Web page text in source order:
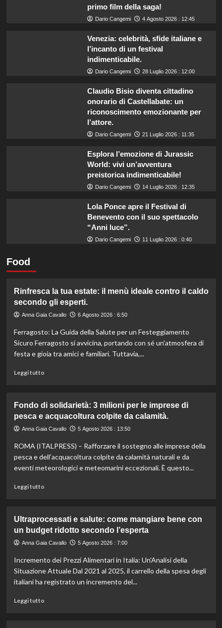
primo film della saga!
Dario Cangemi 4 Agosto 2026 : 12:45
Venezia: celebrità, sfide italiane e
l’incanto di un festival
indimenticabile.
Dario Cangemi 28 Luglio 2026 : 12:00
Claudio Bisio diventa cittadino
onorario di Castellabate: un
riconoscimento emozionante per
l’attore.
Dario Cangemi 21 Luglio 2026 : 11:35
Esplora l’emozione di Jurassic
World: vivi un’avventura
preistorica indimenticabile!
Dario Cangemi 14 Luglio 2026 : 12:35
Lola Ponce apre il Festival di
Benevento con il suo spettacolo
“Anni luce”.
Dario Cangemi 11 Luglio 2026 : 0:40
Food
Rinfresca la tua estate: il menù ideale contro il caldo
secondo gli esperti.
Anna Gaia Cavallo 6 Agosto 2026 : 6:50
Ferragosto: La Guida della Salute per un Festeggiamento
Sicuro Ferragosto si avvicina, portando con sé un'atmosfera di
festa e gioia tra amici e familiari. Tuttavia,...
Leggi tuttoLeggi
Rinfresca
la
tua
il
menù
ideale
esperti.
Fondo di solidarietà: 3 milioni per le imprese di
pesca e acquacoltura colpite da calamità.
Anna Gaia Cavallo 5 Agosto 2026 : 13:50
ROMA (ITALPRESS) – Rafforzare il sostegno alle imprese della
pesca e dell’acquacoltura colpite da calamità naturali e da
eventi meteorologici e meteomarini eccezionali. È questo...
Leggi tuttoLeggi
Fondo
di
solidarietà:
milioni
per
Ultraprocessati e salute: come mangiare bene con
un budget ridotto secondo l’esperta
Anna Gaia Cavallo 5 Agosto 2026 : 7:00
Incremento dei Prezzi Alimentari in Italia: Un'Analisi della
Situazione Attuale Dal 2021 al 2025, il carrello della spesa degli
italiani ha registrato un incremento del...
Leggi tuttoLeggi